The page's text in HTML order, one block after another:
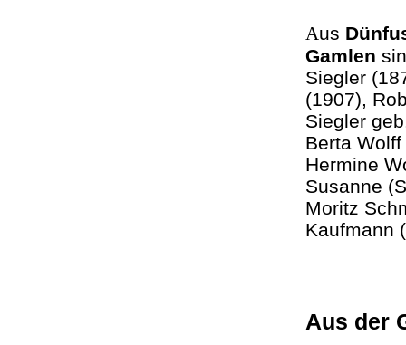
Aus
Gamlen
Siegler
(1907),
Siegler
Berta
Hermine
Susanne
Moritz
Aus der